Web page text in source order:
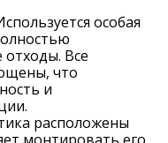
особая
отходы. Все
что
и
расположены